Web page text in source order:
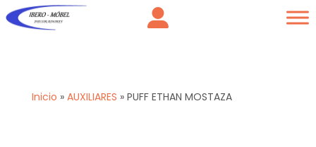
Inicio » AUXILIARES » PUFF ETHAN MOSTAZA